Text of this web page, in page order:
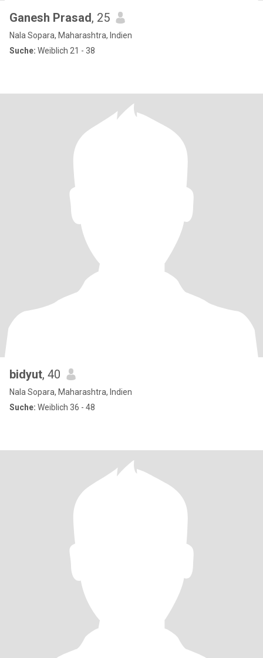
Ganesh Prasad, 25
Nala Sopara, Maharashtra, Indien
Suche: Weiblich 21 - 38
bidyut, 40
Nala Sopara, Maharashtra, Indien
Suche: Weiblich 36 - 48